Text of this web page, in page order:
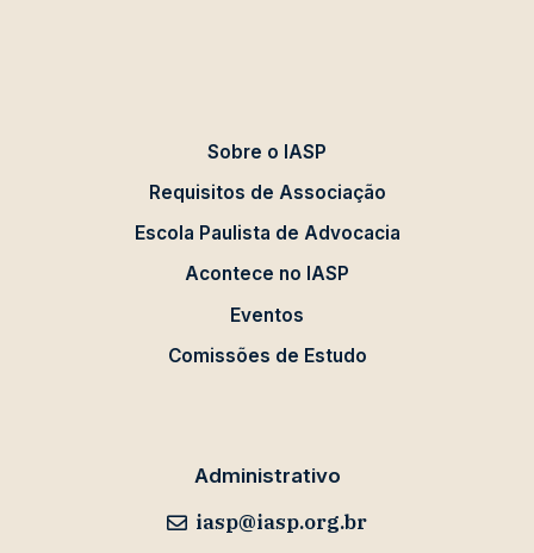
Sobre o IASP
Requisitos de Associação
Escola Paulista de Advocacia
Acontece no IASP
Eventos
Comissões de Estudo
Administrativo
iasp@iasp.org.br